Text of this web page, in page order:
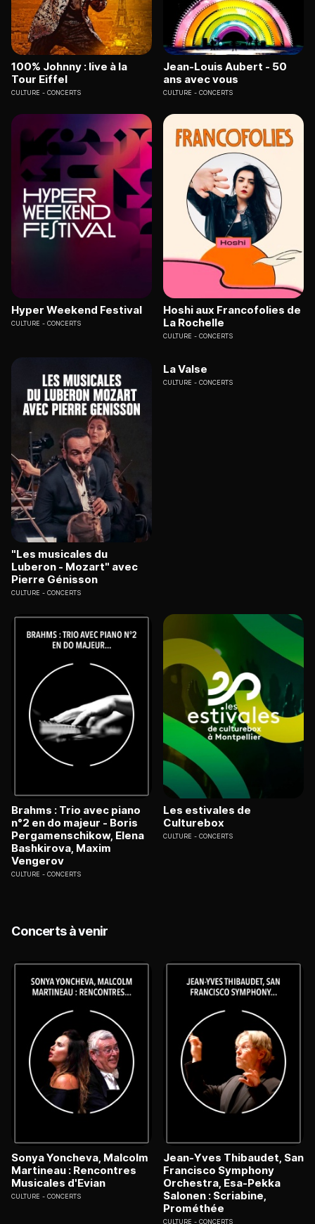
100% Johnny : live à la
Tour Eiffel
CULTURE CONCERTS
Jean-Louis Aubert - 50
ans avec vous
CULTURE CONCERTS
Hyper Weekend Festival
CULTURE CONCERTS
Hoshi aux Francofolies de
La Rochelle
CULTURE CONCERTS
"Les musicales du
Luberon - Mozart" avec
Pierre Génisson
CULTURE CONCERTS
La Valse
CULTURE CONCERTS
Brahms : Trio avec piano
n°2 en do majeur - Boris
Pergamenschikow, Elena
Bashkirova, Maxim
Vengerov
CULTURE CONCERTS
Les estivales de
Culturebox
CULTURE CONCERTS
Concerts à venir
Sonya Yoncheva, Malcolm
Martineau : Rencontres
Musicales d'Evian
CULTURE CONCERTS
Jean-Yves Thibaudet, San
Francisco Symphony
Orchestra, Esa-Pekka
Salonen : Scriabine,
Prométhée
CULTURE CONCERTS